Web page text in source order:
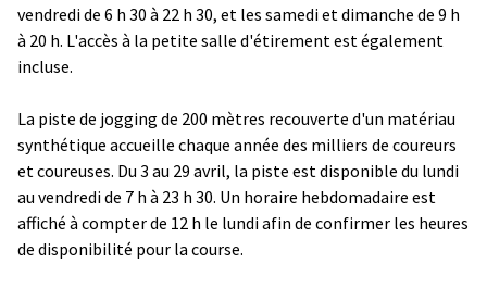
vendredi de 6 h 30 à 22 h 30, et les samedi et dimanche de 9 h
à 20 h. L'accès à la petite salle d'étirement est également
incluse.
La piste de jogging de 200 mètres recouverte d'un matériau
synthétique accueille chaque année des milliers de coureurs
et coureuses. Du 3 au 29 avril, la piste est disponible du lundi
au vendredi de 7 h à 23 h 30. Un horaire hebdomadaire est
affiché à compter de 12 h le lundi afin de confirmer les heures
de disponibilité pour la course.